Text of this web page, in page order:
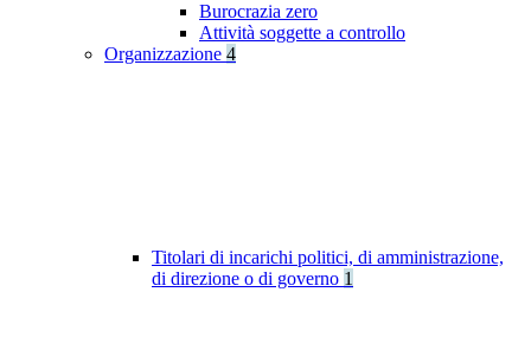
Burocrazia zero
Attività soggette a controllo
Organizzazione 4
Titolari di incarichi politici, di amministrazione,
di direzione o di governo 1